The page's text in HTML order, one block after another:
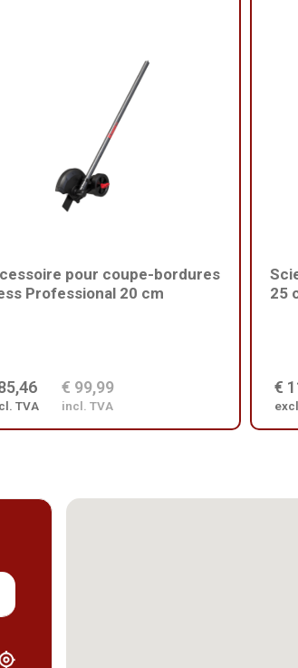
pour coupe-bordures
Professional 20 cm
TVA
€ 99,99
incl. TVA
25
€